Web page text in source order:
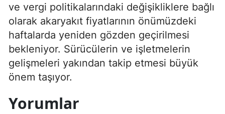
ve vergi politikalarındaki değişikliklere bağlı
olarak akaryakıt fiyatlarının önümüzdeki
haftalarda yeniden gözden geçirilmesi
bekleniyor. Sürücülerin ve işletmelerin
gelişmeleri yakından takip etmesi büyük
önem taşıyor.
Yorumlar